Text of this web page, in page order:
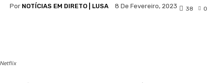
Por NOTÍCIAS EM DIRETO | LUSA 8 De Fevereiro, 2023 0
38
Netflix